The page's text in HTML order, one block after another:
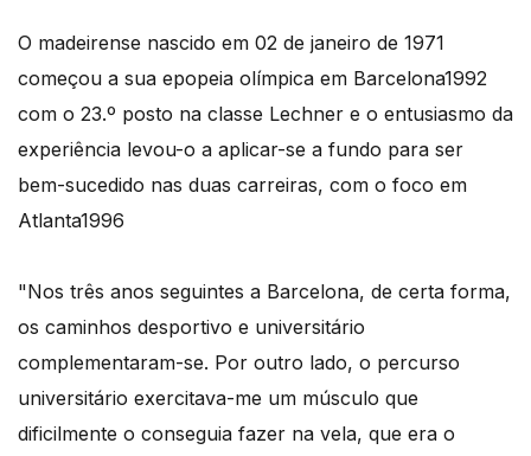
O madeirense nascido em 02 de janeiro de 1971
começou a sua epopeia olímpica em Barcelona1992
com o 23.º posto na classe Lechner e o entusiasmo da
experiência levou-o a aplicar-se a fundo para ser
bem-sucedido nas duas carreiras, com o foco em
Atlanta1996
"Nos três anos seguintes a Barcelona, de certa forma,
os caminhos desportivo e universitário
complementaram-se. Por outro lado, o percurso
universitário exercitava-me um músculo que
dificilmente o conseguia fazer na vela, que era o